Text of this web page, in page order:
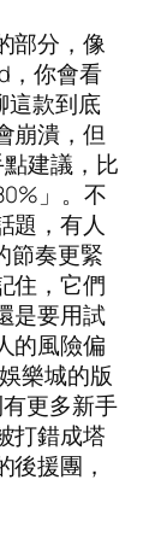
部分，像
，你會看
這款到底
崩潰，但
建議，比
」。不
題，有人
節奏更緊
住，它們
是要用試
的風險偏
樂城的版
更多新手
打錯成塔
後援團，